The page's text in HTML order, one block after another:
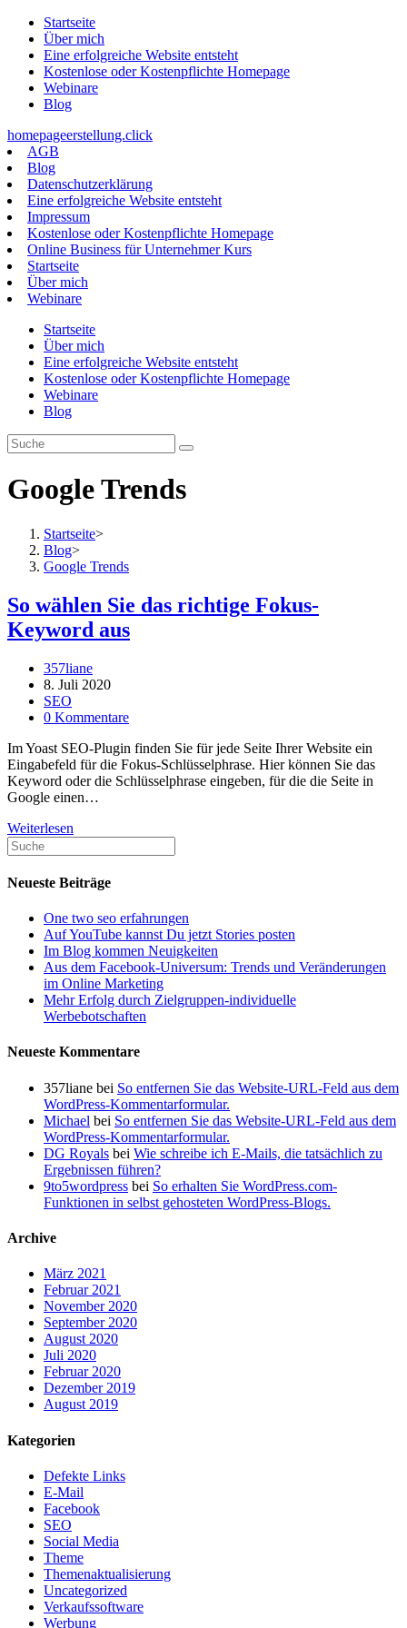
Zum
Inhalt
springen
Startseite
Über mich
Eine erfolgreiche Website entsteht
Kostenlose oder Kostenpflichte Homepage
Webinare
Blog
homepageerstellung.click
AGB
Blog
Datenschutzerklärung
Eine erfolgreiche Website entsteht
Impressum
Kostenlose oder Kostenpflichte Homepage
Online Business für Unternehmer Kurs
Startseite
Über mich
Webinare
Startseite
Über mich
Eine erfolgreiche Website entsteht
Kostenlose oder Kostenpflichte Homepage
Webinare
Blog
Google Trends
Startseite>
Blog>
Google Trends
So wählen Sie das richtige Fokus-
Keyword aus
Beitrags-
Autor:
357liane
Beitrag
veröffentlicht:
8. Juli 2020
Beitrags-
Kategorie:
SEO
Beitrags-
0 Kommentare
Im Yoast SEO-Plugin finden Sie für jede Seite Ihrer Website ein
Eingabefeld für die Fokus-Schlüsselphrase. Hier können Sie das
Keyword oder die Schlüsselphrase eingeben, für die die Seite in
Google einen…
Weiterlesen
Sie
das
richtige
Keyword
aus
Neueste Beiträge
One two seo erfahrungen
Auf YouTube kannst Du jetzt Stories posten
Im Blog kommen Neuigkeiten
Aus dem Facebook-Universum: Trends und Veränderungen
im Online Marketing
Mehr Erfolg durch Zielgruppen-individuelle
Werbebotschaften
Neueste Kommentare
357liane bei So entfernen Sie das Website-URL-Feld aus dem
WordPress-Kommentarformular.
Michael bei So entfernen Sie das Website-URL-Feld aus dem
WordPress-Kommentarformular.
DG Royals bei Wie schreibe ich E-Mails, die tatsächlich zu
Ergebnissen führen?
9to5wordpress bei So erhalten Sie WordPress.com-
Funktionen in selbst gehosteten WordPress-Blogs.
Archive
März 2021
Februar 2021
November 2020
September 2020
August 2020
Juli 2020
Februar 2020
Dezember 2019
August 2019
Kategorien
Defekte Links
E-Mail
Facebook
SEO
Social Media
Theme
Themenaktualisierung
Uncategorized
Verkaufssoftware
Werbung